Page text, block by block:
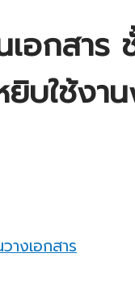
อกสาร
ยิบใช้ง
างเอกสาร